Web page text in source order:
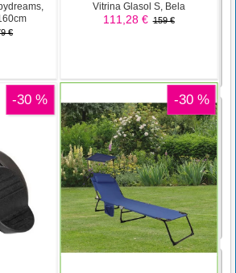
iskanjem in zbiranjem skritih predmetov na
zemljevidu! Skrite slike so povsod: pod
drevesom, poleg babice ali na strehi?
Brainy Cars
Pokažite svojo hitrost in strateške sposobnosti
v tej preprosti, a zahtevni igri. Pomagajte
voznikom, da dosežejo cilj, tako da narišete
črto za njihovo pot. Prepričajte se, da boste
črto naredili čim hitreje. Lahko narišete ravno
ali krivuljo. Igrajte zdaj in se zabavajte! Lastn